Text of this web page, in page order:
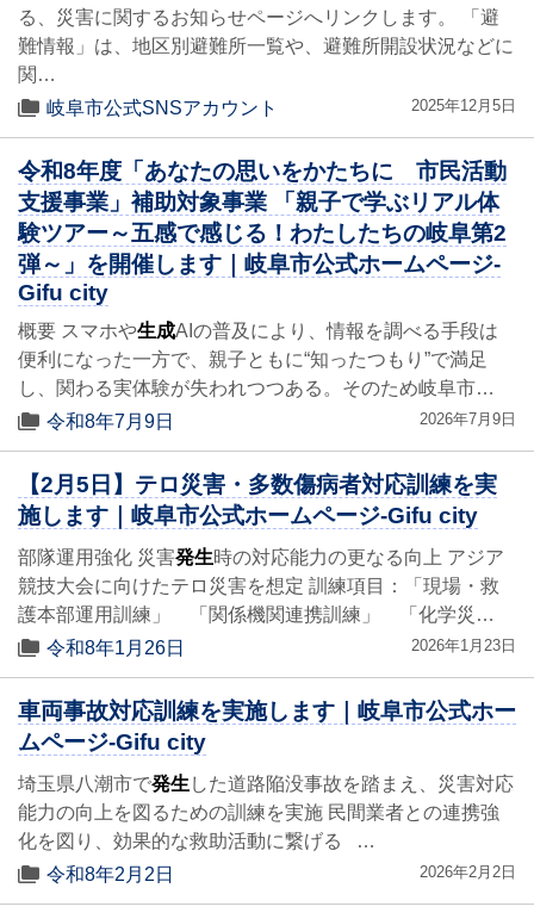
る、災害に関するお知らせページへリンクします。 「避
難情報」は、地区別避難所一覧や、避難所開設状況などに
関…
岐阜市公式SNSアカウント
2025年12月5日
令和8年度「あなたの思いをかたちに 市民活動
支援事業」補助対象事業 「親子で学ぶリアル体
験ツアー～五感で感じる！わたしたちの岐阜第2
弾～」を開催します｜岐阜市公式ホームページ-
Gifu city
概要 スマホや生成AIの普及により、情報を調べる手段は
便利になった一方で、親子ともに“知ったつもり”で満足
し、関わる実体験が失われつつある。そのため岐阜市…
令和8年7月9日
2026年7月9日
【2月5日】テロ災害・多数傷病者対応訓練を実
施します｜岐阜市公式ホームページ-Gifu city
部隊運用強化 災害発生時の対応能力の更なる向上 アジア
競技大会に向けたテロ災害を想定 訓練項目：「現場・救
護本部運用訓練」 「関係機関連携訓練」 「化学災…
令和8年1月26日
2026年1月23日
車両事故対応訓練を実施します｜岐阜市公式ホー
ムページ-Gifu city
埼玉県八潮市で発生 した道路陥没事故を踏まえ、災害対応
能力の向上を図るための訓練を実施 民間業者との連携強
化を図り、効果的な救助活動に繋げる …
令和8年2月2日
2026年2月2日